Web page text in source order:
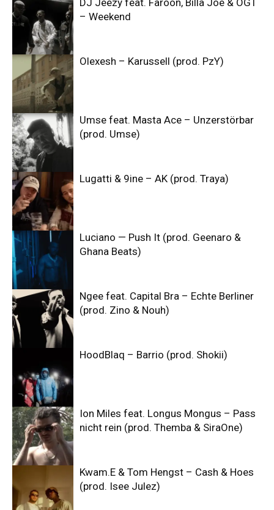
DJ Jeezy feat. Faroon, Billa Joe & OGT
– Weekend
Olexesh – Karussell (prod. PzY)
Umse feat. Masta Ace – Unzerstörbar
(prod. Umse)
Lugatti & 9ine – AK (prod. Traya)
Luciano — Push It (prod. Geenaro &
Ghana Beats)
Ngee feat. Capital Bra – Echte Berliner
(prod. Zino & Nouh)
HoodBlaq – Barrio (prod. Shokii)
Ion Miles feat. Longus Mongus – Pass
nicht rein (prod. Themba & SiraOne)
Kwam.E & Tom Hengst – Cash & Hoes
(prod. Isee Julez)